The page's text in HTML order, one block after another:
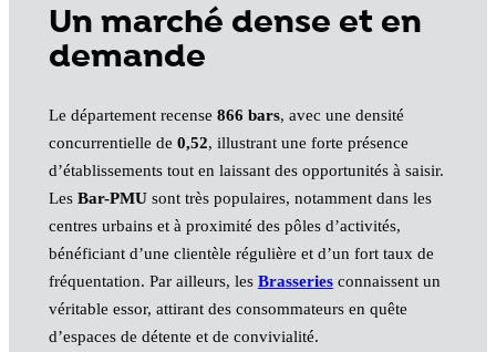
Un marché dense et en
demande
Le département recense 866 bars, avec une densité
concurrentielle de 0,52, illustrant une forte présence
d’établissements tout en laissant des opportunités à saisir.
Les Bar-PMUsont très populaires, notamment dans les
centres urbains et à proximité des pôles d’activités,
bénéficiant d’une clientèle régulière et d’un fort taux de
fréquentation. Par ailleurs, les Brasseriesconnaissent un
véritable essor, attirant des consommateurs en quête
d’espaces de détente et de convivialité.